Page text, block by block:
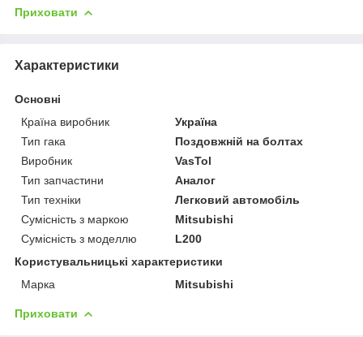
Приховати
Характеристики
Основні
Країна виробник
Україна
Тип гака
Поздовжній на болтах
Виробник
VasTol
Тип запчастини
Аналог
Тип техніки
Легковий автомобіль
Сумісність з маркою
Mitsubishi
Сумісність з моделлю
L200
Користувальницькі характеристики
Марка
Mitsubishi
Приховати